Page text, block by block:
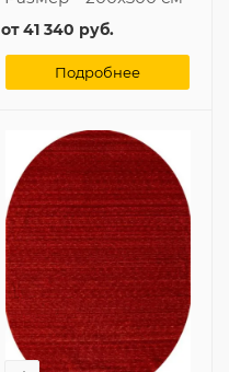
от41 340 руб.
Подробнее